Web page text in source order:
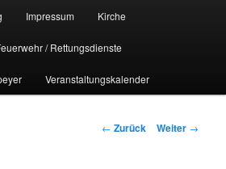
Impressum Kirche
/ Rettungsdienste
Veranstaltungskalender
Beitrags-
← Zurück Weiter →